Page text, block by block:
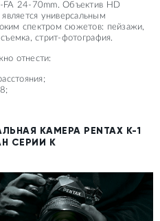
FA 24-70mm. Объектив HD
универсальным
спектром сюжетов: пейзажи,
стрит-фотография.
отнести:
КАМЕРА PENTAX K-1
СЕРИИ К